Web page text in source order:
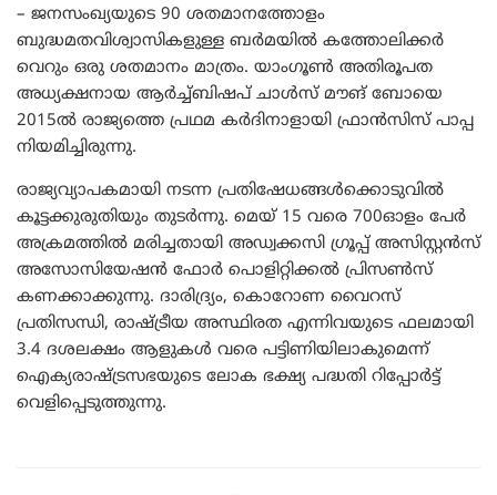
– ജനസംഖ്യയുടെ 90 ശതമാനത്തോളം
ബുദ്ധമതവിശ്വാസികളുള്ള ബർമയിൽ കത്തോലിക്കർ
വെറും ഒരു ശതമാനം മാത്രം. യാംഗൂൺ അതിരൂപത
അധ്യക്ഷനായ ആർച്ച്ബിഷപ് ചാൾസ് മൗങ് ബോയെ
2015ൽ രാജ്യത്തെ പ്രഥമ കർദിനാളായി ഫ്രാൻസിസ് പാപ്പ
നിയമിച്ചിരുന്നു.
രാജ്യവ്യാപകമായി നടന്ന പ്രതിഷേധങ്ങൾക്കൊടുവിൽ
കൂട്ടക്കുരുതിയും തുടർന്നു. മെയ് 15 വരെ 700ഓളം പേർ
അക്രമത്തിൽ മരിച്ചതായി അഡ്വക്കസി ഗ്രൂപ്പ് അസിസ്റ്റൻസ്
അസോസിയേഷൻ ഫോർ പൊളിറ്റിക്കൽ പ്രിസൺസ്
കണക്കാക്കുന്നു. ദാരിദ്ര്യം, കൊറോണ വൈറസ്
പ്രതിസന്ധി, രാഷ്ട്രീയ അസ്ഥിരത എന്നിവയുടെ ഫലമായി
3.4 ദശലക്ഷം ആളുകൾ വരെ പട്ടിണിയിലാകുമെന്ന്
ഐക്യരാഷ്ട്രസഭയുടെ ലോക ഭക്ഷ്യ പദ്ധതി റിപ്പോർട്ട്
വെളിപ്പെടുത്തുന്നു.